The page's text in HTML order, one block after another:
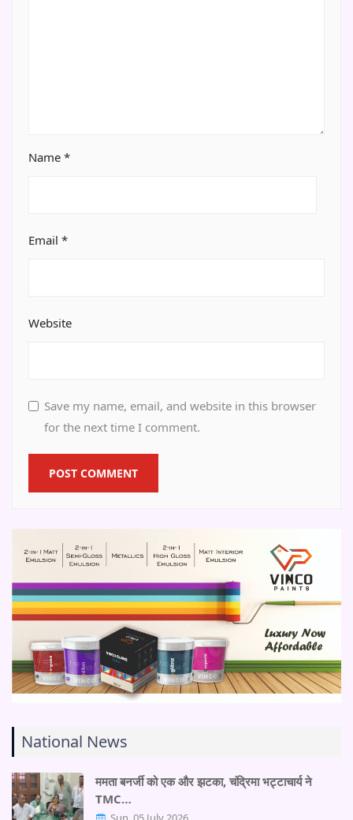
Name *
Email *
Website
Save my name, email, and website in this browser
for the next time I comment.
National News
ममता बनर्जी को एक और झटका, चंद्रिमा भट्टाचार्य ने
TMC…